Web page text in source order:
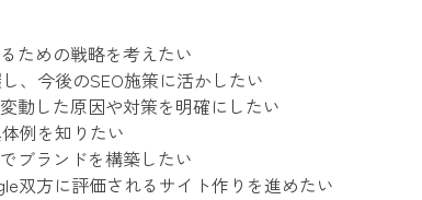
ための戦略を考えたい
、今後のSEO施策に活かしたい
動した原因や対策を明確にしたい
例を知りたい
ブランドを構築したい
双方に評価されるサイト作りを進めたい